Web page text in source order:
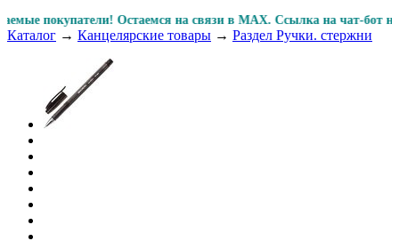
покупатели! Остаемся на связи в MAX. Ссылка на чат-
Каталог → Канцелярские товары → Раздел Ручки. стержни